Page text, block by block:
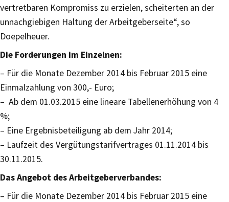
vertretbaren Kompromiss zu erzielen, scheiterten an der
unnachgiebigen Haltung der Arbeitgeberseite“, so
Doepelheuer.
Die Forderungen im Einzelnen:
– Für die Monate Dezember 2014 bis Februar 2015 eine
Einmalzahlung von 300,- Euro;
– Ab dem 01.03.2015 eine lineare Tabellenerhöhung von 4
%;
– Eine Ergebnisbeteiligung ab dem Jahr 2014;
– Laufzeit des Vergütungstarifvertrages 01.11.2014 bis
30.11.2015.
Das Angebot des Arbeitgeberverbandes:
– Für die Monate Dezember 2014 bis Februar 2015 eine